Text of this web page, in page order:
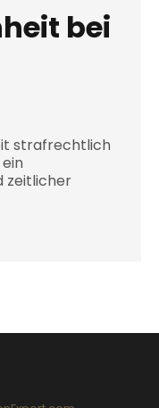
bei
strafrechtlich
zeitlicher